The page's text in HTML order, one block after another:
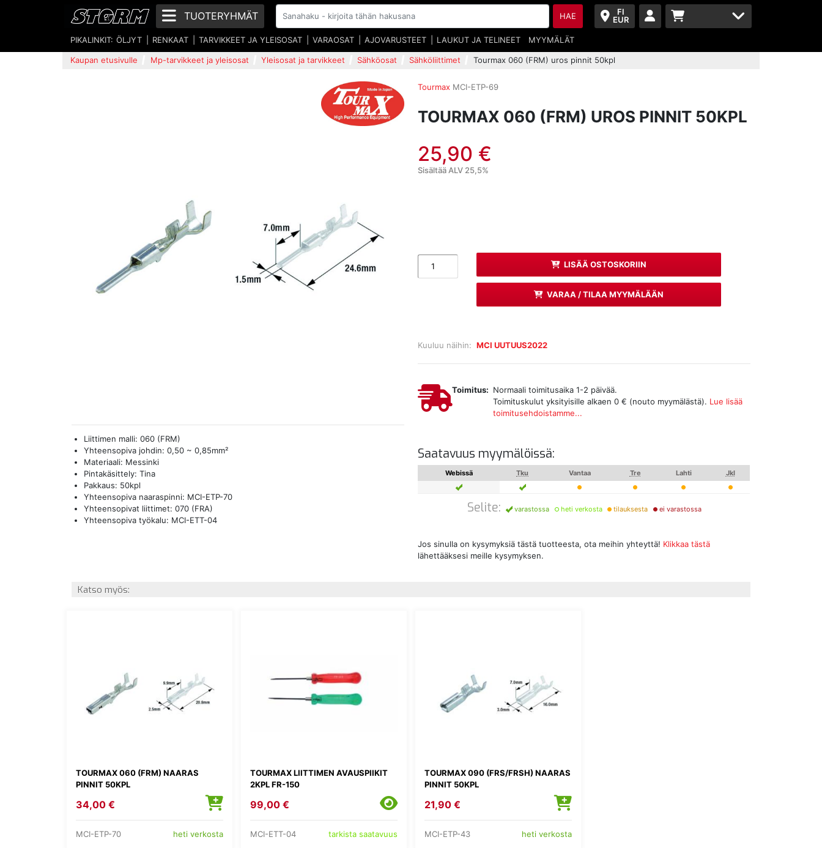
FI
EUR
TUOTERYHMÄT HAE
PIKALINKIT: ÖLJYT RENKAAT TARVIKKEET JA YLEISOSAT VARAOSAT AJOVARUSTEET LAUKUT JA TELINEET MYYMÄLÄT
Kaupan etusivulle Mp-tarvikkeet ja yleisosat Yleisosat ja tarvikkeet Sähköosat Sähköliittimet Tourmax 060 (FRM) uros pinnit 50kpl
Tourmax MCI-ETP-69
TOURMAX 060 (FRM) UROS PINNIT 50KPL
25,90 €
Sisältää ALV 25,5%
LISÄÄ OSTOSKORIIN
VARAA / TILAA MYYMÄLÄÄN
Kuuluu näihin: MCI UUTUUS2022
Toimitus: Normaali toimitusaika 1-2 päivää.
Toimituskulut yksityisille alkaen 0 € (nouto myymälästä). Lue lisää
toimitusehdoistamme...
Saatavuus myymälöissä:
Webissä Tku Vantaa Tre Lahti Jkl
Selite: varastossa heti verkosta tilauksesta ei varastossa
Jos sinulla on kysymyksiä tästä tuotteesta, ota meihin yhteyttä! Klikkaa tästä
lähettääksesi meille kysymyksen.
Liittimen malli: 060 (FRM)
Yhteensopiva johdin: 0,50 ~ 0,85mm²
Materiaali: Messinki
Pintakäsittely: Tina
Pakkaus: 50kpl
Yhteensopiva naaraspinni: MCI-ETP-70
Yhteensopivat liittimet: 070 (FRA)
Yhteensopiva työkalu: MCI-ETT-04
Katso myös:
TOURMAX 060 (FRM) NAARAS
PINNIT 50KPL
34,00 €
MCI-ETP-70 heti verkosta
TOURMAX LIITTIMEN AVAUSPIIKIT
2KPL FR-150
99,00 €
MCI-ETT-04 tarkista saatavuus
TOURMAX 090 (FRS/FRSH) NAARAS
PINNIT 50KPL
21,90 €
MCI-ETP-43 heti verkosta